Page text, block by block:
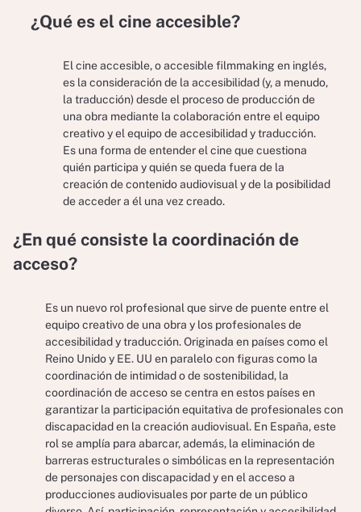
¿Qué es el cine accesible?
El cine accesible, o accesible filmmaking en inglés,
es la consideración de la accesibilidad (y, a menudo,
la traducción) desde el proceso de producción de
una obra mediante la colaboración entre el equipo
creativo y el equipo de accesibilidad y traducción.
Es una forma de entender el cine que cuestiona
quién participa y quién se queda fuera de la
creación de contenido audiovisual y de la posibilidad
de acceder a él una vez creado.
¿En qué consiste la coordinación de
acceso?
Es un nuevo rol profesional que sirve de puente entre el
equipo creativo de una obra y los profesionales de
accesibilidad y traducción. Originada en países como el
Reino Unido y EE. UU en paralelo con figuras como la
coordinación de intimidad o de sostenibilidad, la
coordinación de acceso se centra en estos países en
garantizar la participación equitativa de profesionales con
discapacidad en la creación audiovisual. En España, este
rol se amplía para abarcar, además, la eliminación de
barreras estructurales o simbólicas en la representación
de personajes con discapacidad y en el acceso a
producciones audiovisuales por parte de un público